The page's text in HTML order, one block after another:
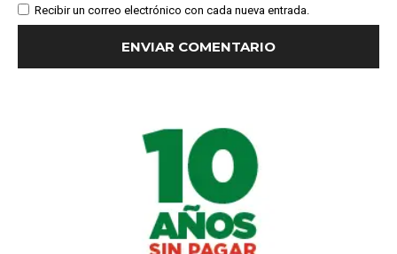
Recibir un correo electrónico con cada nueva entrada.